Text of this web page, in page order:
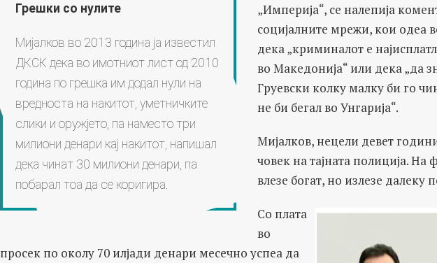
Грешки со нулите
Мијалков во 2013 година ја известил
ДКСК дека во имотниот лист од 2010
година по грешка им додал нули на
вредноста на накитот, уметничките
слики и оружјето, па наместо три
милиони денари кај накитот, напишал
дека чинат 30 милиони денари, па
побарал тоа да се коригира.
„Империја“, се налепија
социјалните мрежи, кои одеа
дека „криминалот е
во Македонија“ или дека „да
Груевски колку малку би го
не би бегал во Унгарија“.
Мијалков, нецели девет
човек на тајната полиција. На
влезе богат, но излезе далеку
Со плата
во
просек по околу 70 илјади денари месечно успеа да